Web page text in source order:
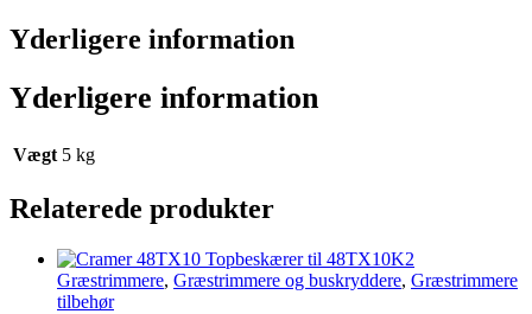
Yderligere information
Yderligere information
Vægt 5 kg
Relaterede produkter
Græstrimmere, Græstrimmere og buskryddere, Græstrimmere
tilbehør